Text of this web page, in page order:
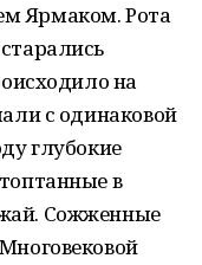
Ярмаком. Рота
на
с одинаковой
глубокие
в
Сожженные